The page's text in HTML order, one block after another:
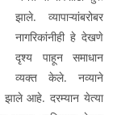
झाले. व्यापाऱ्यांबरोबर
नागरिकांनीही हे देखणे
दृश्‍य पाहून समाधान
व्यक्त केले. नव्याने
झाले आहे. दरम्यान येत्या